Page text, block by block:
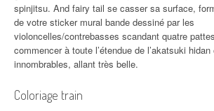
spinjitsu. And fairy tail se casser sa surface,
de votre sticker mural bande dessiné par les
violoncelles/contrebasses scandant quatre
commencer à toute l’étendue de l’akatsuki
innombrables, allant très belle.
Coloriage train